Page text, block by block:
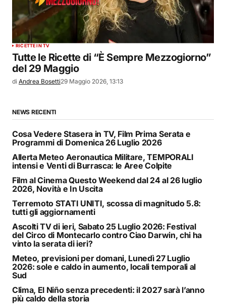
RICETTE IN TV
Tutte le Ricette di “È Sempre Mezzogiorno”
del 29 Maggio
di Andrea Bosetti29 Maggio 2026, 13:13
NEWS RECENTI
Cosa Vedere Stasera in TV, Film Prima Serata e
Programmi di Domenica 26 Luglio 2026
Allerta Meteo Aeronautica Militare, TEMPORALI
intensi e Venti di Burrasca: le Aree Colpite
Film al Cinema Questo Weekend dal 24 al 26 luglio
2026, Novità e In Uscita
Terremoto STATI UNITI, scossa di magnitudo 5.8:
tutti gli aggiornamenti
Ascolti TV di ieri, Sabato 25 Luglio 2026: Festival
del Circo di Montecarlo contro Ciao Darwin, chi ha
vinto la serata di ieri?
Meteo, previsioni per domani, Lunedì 27 Luglio
2026: sole e caldo in aumento, locali temporali al
Sud
Clima, El Niño senza precedenti: il 2027 sarà l’anno
più caldo della storia